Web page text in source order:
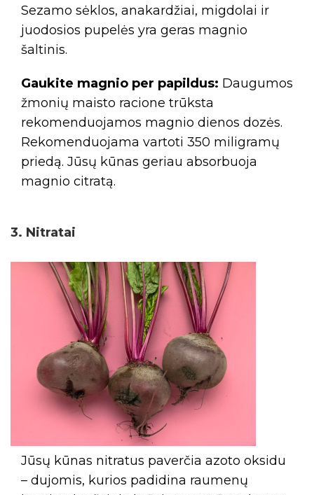
Sezamo sėklos, anakardžiai, migdolai ir
juodosios pupelės yra geras magnio
šaltinis.
Gaukite magnio per papildus: Daugumos
žmonių maisto racione trūksta
rekomenduojamos magnio dienos dozės.
Rekomenduojama vartoti 350 miligramų
priedą. Jūsų kūnas geriau absorbuoja
magnio citratą.
3. Nitratai
Jūsų kūnas nitratus paverčia azoto oksidu
– dujomis, kurios padidina raumenų